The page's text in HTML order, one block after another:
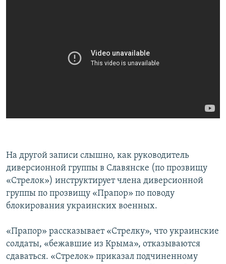
На другой записи слышно, как руководитель
диверсионной группы в Славянске (по прозвищу
«Стрелок») инструктирует члена диверсионной
группы по прозвищу «Прапор» по поводу
блокирования украинских военных.
«Прапор» рассказывает «Стрелку», что украинские
солдаты, «бежавшие из Крыма», отказываются
сдаваться. «Стрелок» приказал подчиненному